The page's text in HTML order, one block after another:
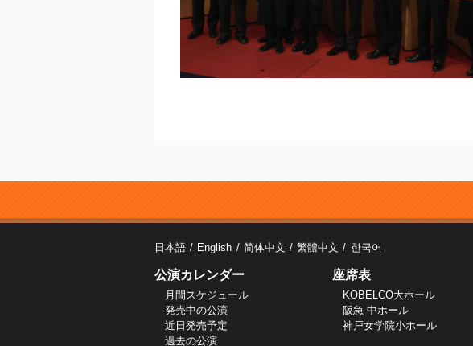
日本語 English 简体中文 繁體中文 한국어
公演カレンダー
月間スケジュール
発売中の公演
近日発売予定
過去の公演
座席表
KOBELCO大ホール
阪急 中ホール
神戸女学院小ホール